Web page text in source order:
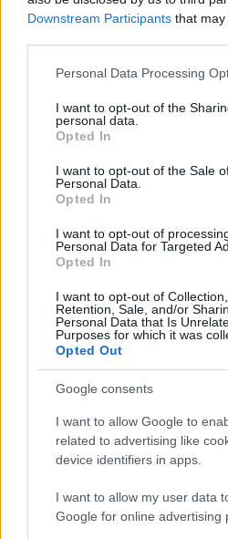
Downstream Participants that
Please note that this website/app
not limited to your visit or usage
grant or deny consent to Google
use your data for below specified
consent section.
Personal Data Processing
I want to opt-out of the
personal data.
Opted In
I want to opt-out of the Sale
Personal Data.
Opted In
I want to opt-out of
Personal Data for Targeted
Opted In
I want to opt-out of Collection,
Retention, Sale, and/or
Personal Data that Is
Purposes for which it was
Opted Out
Google consents
I want to allow Google to
related to advertising like
device identifiers in apps.
I want to allow my user data
Google for online advertising
Túlpörgött
infókért mentek
rájuk hívták a
2026 június 4. 09:05
YouTuberek próbáltak
edinburgh-i központjába.
Unmute Loaded: